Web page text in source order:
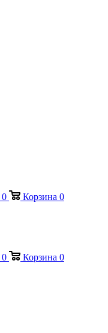
0 Корзина 0
0 Корзина 0